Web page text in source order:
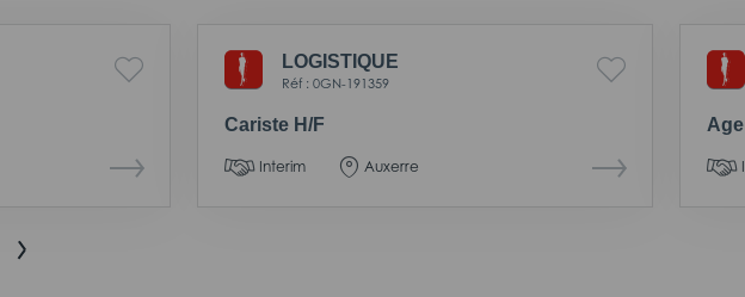
LOGISTIQUE
Réf : 0GN-191359
Cariste H/F
Interim Auxerre